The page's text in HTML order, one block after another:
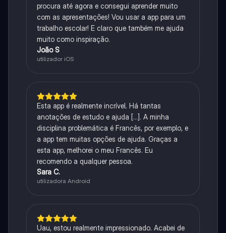
procura até agora e consegui aprender muito
com as apresentações! Vou usar a app para um
trabalho escolar! E claro que também me ajuda
muito como inspiração.
João S
utilizador iOS
Esta app é realmente incrível. Há tantas
anotações de estudo e ajuda [...]. A minha
disciplina problemática é Francês, por exemplo, e
a app tem muitas opções de ajuda. Graças a
esta app, melhorei o meu Francês. Eu
recomendo a qualquer pessoa.
Sara C.
utilizadora Android
Uau, estou realmente impressionado. Acabei de